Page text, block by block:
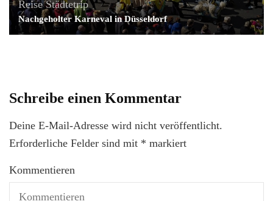
Reise Städtetrip
Nachgeholter Karneval in Düsseldorf
Schreibe einen Kommentar
Deine E-Mail-Adresse wird nicht veröffentlicht.
Erforderliche Felder sind mit * markiert
Kommentieren